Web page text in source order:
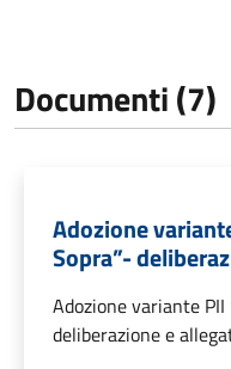
Documenti (7)
Adozione
Sopra”-
Adozione variante PII
deliberazione e